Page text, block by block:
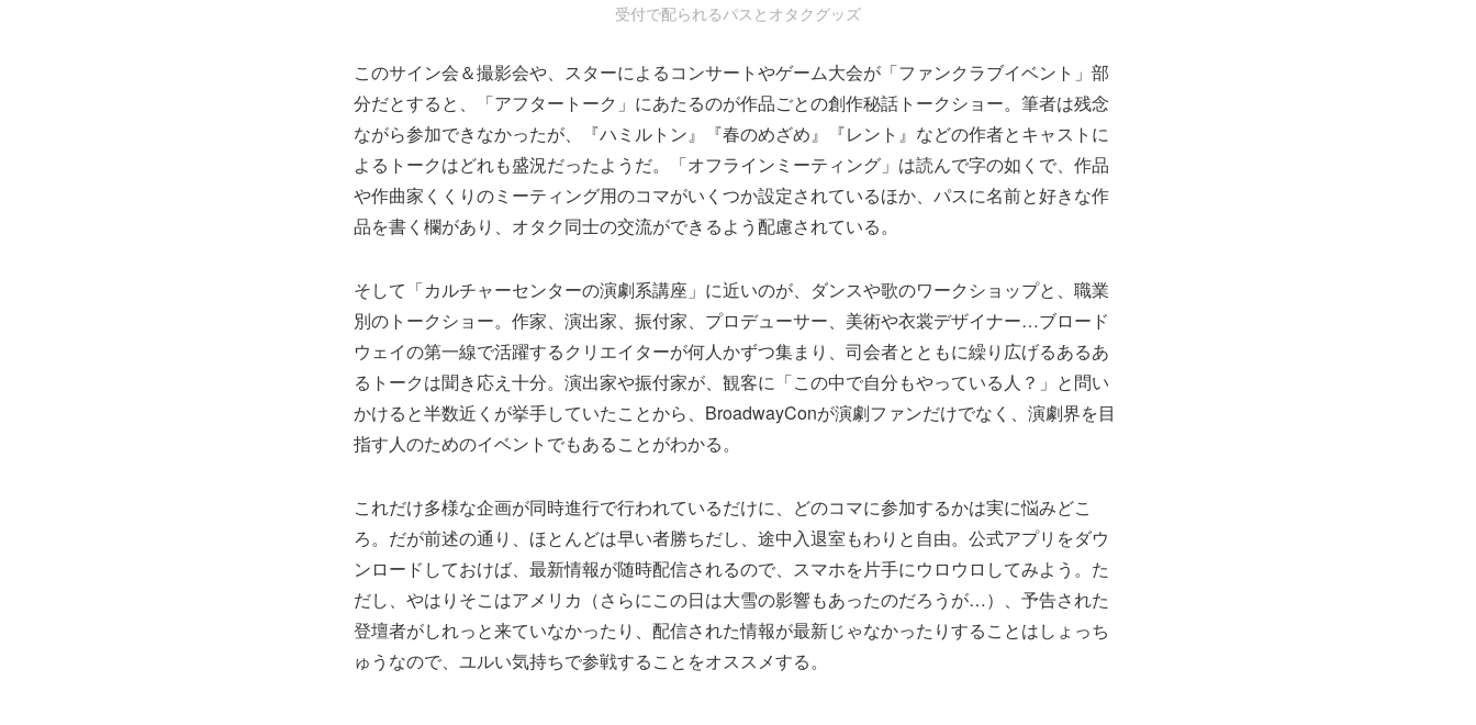
受付で配られるパスとオタクグッズ
このサイン会＆撮影会や、スターによるコンサートやゲーム大会が「ファンクラブイベント」部
分だとすると、「アフタートーク」にあたるのが作品ごとの創作秘話トークショー。筆者は残念
ながら参加できなかったが、『ハミルトン』『春のめざめ』『レント』などの作者とキャストに
よるトークはどれも盛況だったようだ。「オフラインミーティング」は読んで字の如くで、作品
や作曲家くくりのミーティング用のコマがいくつか設定されているほか、パスに名前と好きな作
品を書く欄があり、オタク同士の交流ができるよう配慮されている。
そして「カルチャーセンターの演劇系講座」に近いのが、ダンスや歌のワークショップと、職業
別のトークショー。作家、演出家、振付家、プロデューサー、美術や衣裳デザイナー…ブロード
ウェイの第一線で活躍するクリエイターが何人かずつ集まり、司会者とともに繰り広げるあるあ
るトークは聞き応え十分。演出家や振付家が、観客に「この中で自分もやっている人？」と問い
かけると半数近くが挙手していたことから、BroadwayConが演劇ファンだけでなく、演劇界を目
指す人のためのイベントでもあることがわかる。
これだけ多様な企画が同時進行で行われているだけに、どのコマに参加するかは実に悩みどこ
ろ。だが前述の通り、ほとんどは早い者勝ちだし、途中入退室もわりと自由。公式アプリをダウ
ンロードしておけば、最新情報が随時配信されるので、スマホを片手にウロウロしてみよう。た
だし、やはりそこはアメリカ（さらにこの日は大雪の影響もあったのだろうが…）、予告された
登壇者がしれっと来ていなかったり、配信された情報が最新じゃなかったりすることはしょっち
ゅうなので、ユルい気持ちで参戦することをオススメする。